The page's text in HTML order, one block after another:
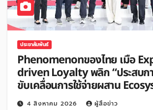
ประชาสัมพันธ์
Phenomenonของไทย เมื่อ
driven Loyalty พลิก “ประสบก
ขับเคลื่อนการใช้จ่ายผสาน
แข็งแกร่งของกลุ่มเซ็นทรัล สร้าง
4 สิงหาคม 2026 ผู้สื่อข่าว